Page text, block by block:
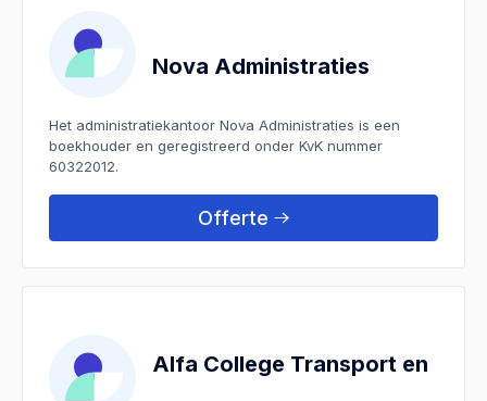
Nova Administraties
Het administratiekantoor Nova Administraties is een
boekhouder en geregistreerd onder KvK nummer
60322012.
Offerte
Alfa College Transport en